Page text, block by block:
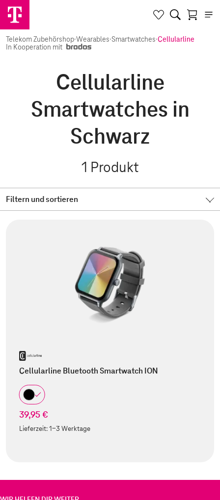
Telekom Zubehörshop·Wearables·Smartwatches·Cellularline
In Kooperation mit
Cellularline
Smartwatches in
Schwarz
1 Produkt
Filtern und sortieren
Cellularline Bluetooth Smartwatch ION
39,95 €
Lieferzeit:1-3 Werktage